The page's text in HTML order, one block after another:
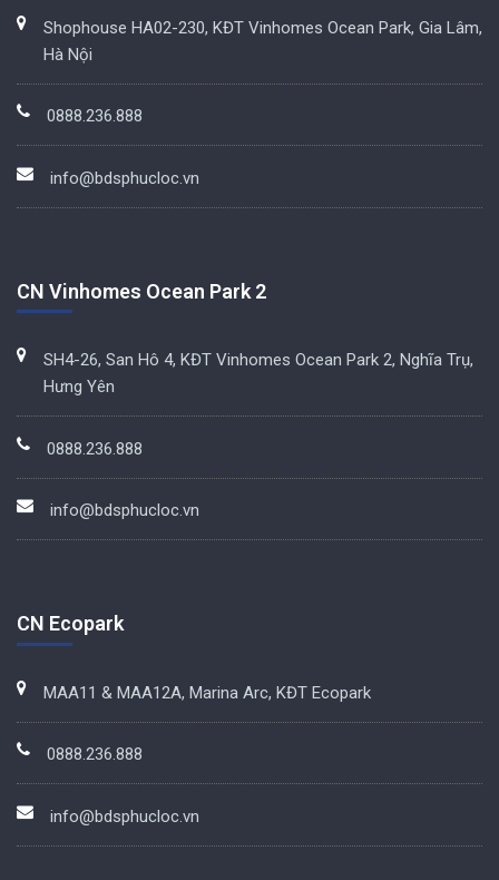
Shophouse HA02-230, KĐT Vinhomes Ocean Park, Gia Lâm,
Hà Nội
0888.236.888
info@bdsphucloc.vn
CN Vinhomes Ocean Park 2
SH4-26, San Hô 4, KĐT Vinhomes Ocean Park 2, Nghĩa Trụ,
Hưng Yên
0888.236.888
info@bdsphucloc.vn
CN Ecopark
MAA11 & MAA12A, Marina Arc, KĐT Ecopark
0888.236.888
info@bdsphucloc.vn